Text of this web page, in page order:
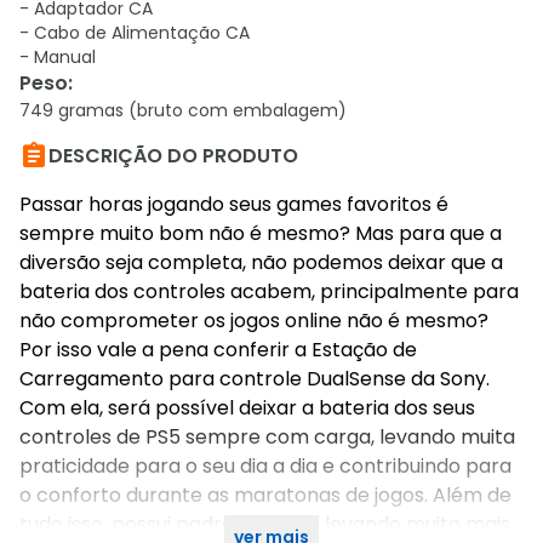
- Adaptador CA
- Cabo de Alimentação CA
- Manual
Peso:
749 gramas (bruto com embalagem)
DESCRIÇÃO DO PRODUTO
Passar horas jogando seus games favoritos é
sempre muito bom não é mesmo? Mas para que a
diversão seja completa, não podemos deixar que a
bateria dos controles acabem, principalmente para
não comprometer os jogos online não é mesmo?
Por isso vale a pena conferir a Estação de
Carregamento para controle DualSense da Sony.
Com ela, será possível deixar a bateria dos seus
controles de PS5 sempre com carga, levando muita
praticidade para o seu dia a dia e contribuindo para
o conforto durante as maratonas de jogos. Além de
tudo isso, possui padrão original levando muito mais
ver mais